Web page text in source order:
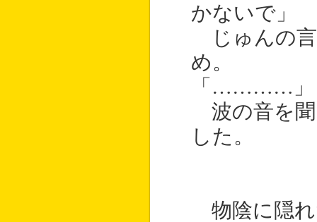
かないで」
じゅんの言
め。
「…………」
波の音を聞
した。
物陰に隠れ